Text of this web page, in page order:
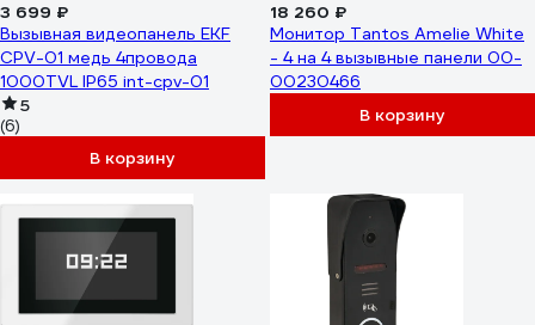
3 699 ₽
Вызывная видеопанель EKF
CPV-01 медь 4провода
1000TVL IP65 int-cpv-01
5
(6)
В корзину
18 260 ₽
Монитор Tantos Amelie White
- 4 на 4 вызывные панели 00-
00230466
В корзину